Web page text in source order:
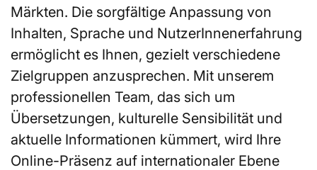
Märkten. Die sorgfältige Anpassung von
Inhalten, Sprache und NutzerInnenerfahrung
ermöglicht es Ihnen, gezielt verschiedene
Zielgruppen anzusprechen. Mit unserem
professionellen Team, das sich um
Übersetzungen, kulturelle Sensibilität und
aktuelle Informationen kümmert, wird Ihre
Online-Präsenz auf internationaler Ebene